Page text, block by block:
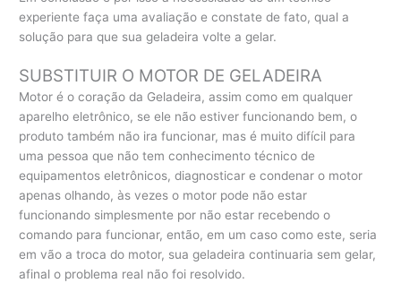
experiente faça uma avaliação e constate de fato, qual a
solução para que sua geladeira volte a gelar.
SUBSTITUIR O MOTOR DE GELADEIRA
Motor é o coração da Geladeira, assim como em qualquer
aparelho eletrônico, se ele não estiver funcionando bem, o
produto também não ira funcionar, mas é muito difícil para
uma pessoa que não tem conhecimento técnico de
equipamentos eletrônicos, diagnosticar e condenar o motor
apenas olhando, às vezes o motor pode não estar
funcionando simplesmente por não estar recebendo o
comando para funcionar, então, em um caso como este, seria
em vão a troca do motor, sua geladeira continuaria sem gelar,
afinal o problema real não foi resolvido.